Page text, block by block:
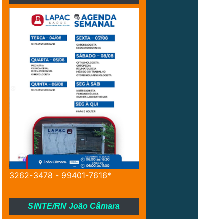
3262-3478 - 99401-7616*
SINTE/RN João Câmara